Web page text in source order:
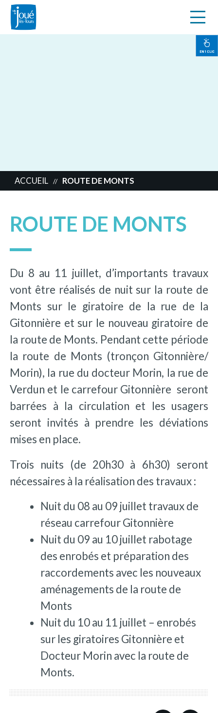
EN 1 CLIC
ACCUEIL // ROUTE DE MONTS
ROUTE DE MONTS
Du 8 au 11 juillet, d’importants travaux
vont être réalisés de nuit sur la route de
Monts sur le giratoire de la rue de la
Gitonnière et sur le nouveau giratoire de
la route de Monts. Pendant cette période
la route de Monts (tronçon Gitonnière/
Morin), la rue du docteur Morin, la rue de
Verdun et le carrefour Gitonnière seront
barrées à la circulation et les usagers
seront invités à prendre les déviations
mises en place.
Trois nuits (de 20h30 à 6h30) seront
nécessaires à la réalisation des travaux :
Nuit du 08 au 09 juillet travaux de
réseau carrefour Gitonnière
Nuit du 09 au 10 juillet rabotage
des enrobés et préparation des
raccordements avec les nouveaux
aménagements de la route de
Monts
Nuit du 10 au 11 juillet – enrobés
sur les giratoires Gitonnière et
Docteur Morin avec la route de
Monts.